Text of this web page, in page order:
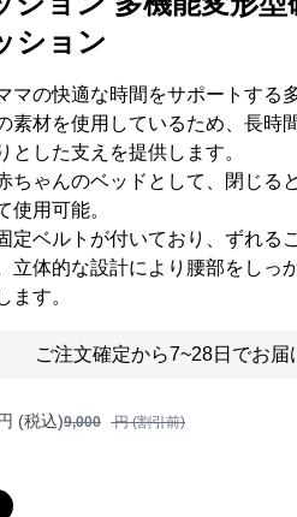
ション
マの快適な時間をサポートする
素材を使用しているため、長時
とした支えを提供します。
ちゃんのベッドとして、閉じる
使用可能。
定ベルトが付いており、ずれる
立体的な設計により腰部をしっ
ます。
ご注文確定から7~28日でお届
(税込)9,000 円 (割引前)